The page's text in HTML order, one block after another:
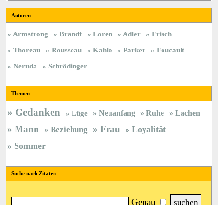
Autoren
Armstrong Brandt Loren Adler
Frisch
Thoreau
Rousseau Kahlo Parker
Foucault
Neruda
Schrödinger
Themen
Gedanken Lüge Neuanfang Ruhe Lachen
Mann Beziehung Frau
Loyalität
Sommer
Suche nach Zitaten
Genau